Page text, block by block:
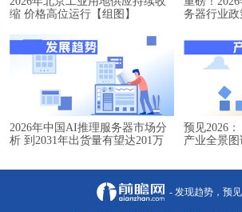
缩 价格高位运行【组图】
务器行业政
2026年中国AI推理服务器市场分
析 到2031年出货量有望达201万
预见2026
产业全景图
- 发现趋势，预